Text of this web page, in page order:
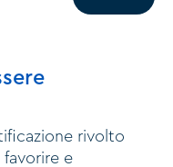
rivolto
e